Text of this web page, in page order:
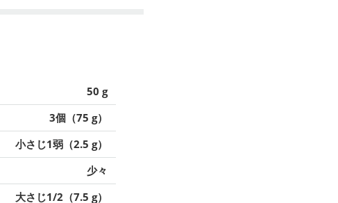
50 g
3個（75 g）
小さじ1弱（2.5 g）
少々
大さじ1/2（7.5 g）